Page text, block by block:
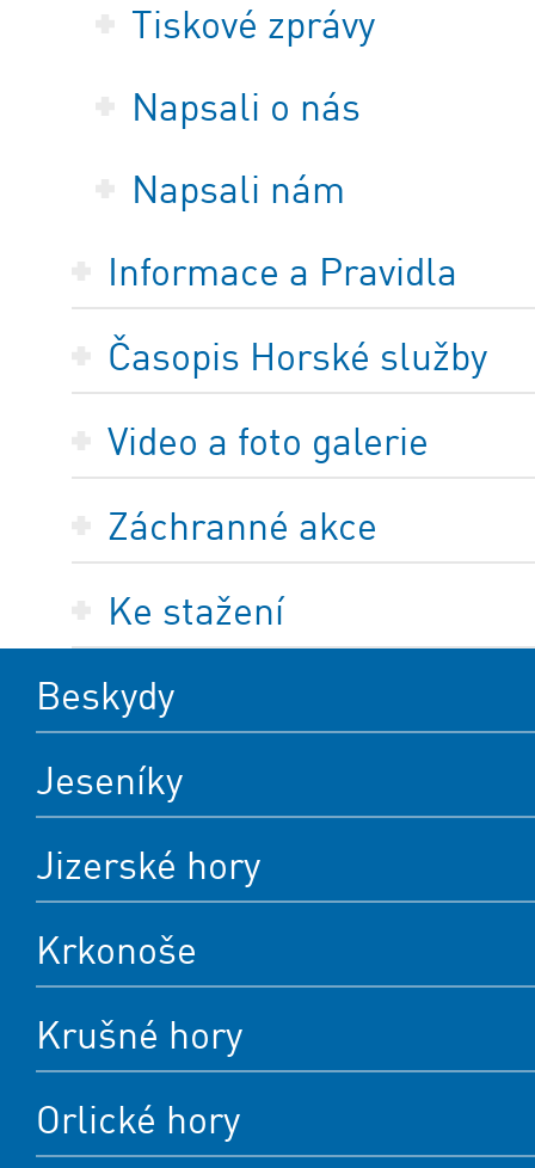
Tiskové zprávy
Napsali o nás
Napsali nám
Informace a Pravidla
Časopis Horské služby
Video a foto galerie
Záchranné akce
Ke stažení
Beskydy
Jeseníky
Jizerské hory
Krkonoše
Krušné hory
Orlické hory